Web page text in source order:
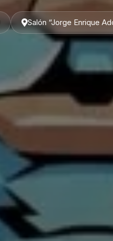
Salón “Jorge Enrique